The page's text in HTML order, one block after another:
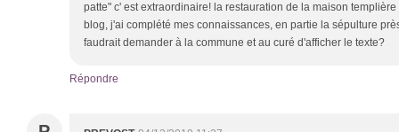
patte" c' est extraordinaire! la restauration de la maison
blog, j'ai complété mes connaissances, en partie la sépulture
faudrait demander à la commune et au curé d'afficher le texte?
Répondre